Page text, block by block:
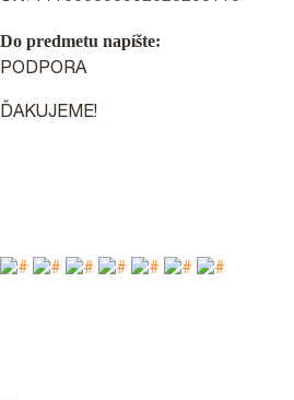
Do predmetu napíšte:
PODPORA
ĎAKUJEME!